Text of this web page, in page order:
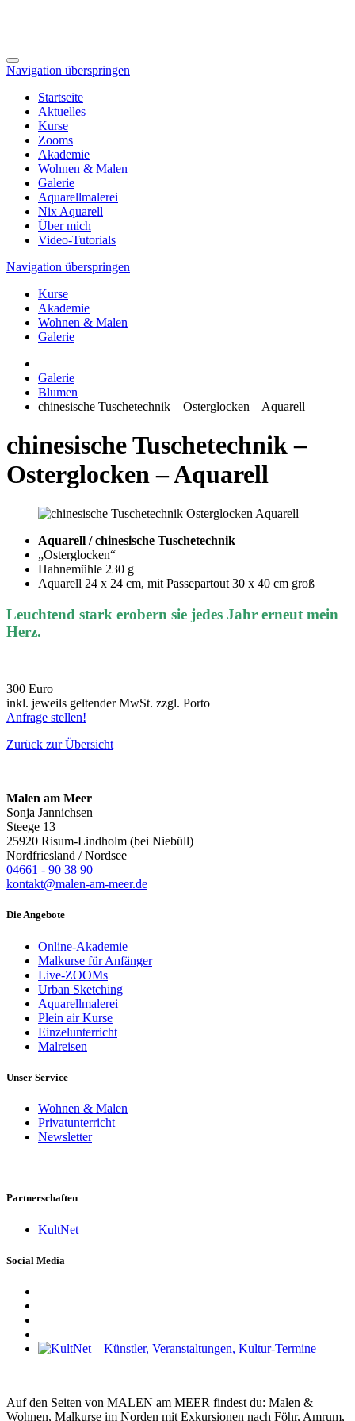
Navigation überspringen
Startseite
Aktuelles
Kurse
Zooms
Akademie
Wohnen & Malen
Galerie
Aquarellmalerei
Nix Aquarell
Über mich
Video-Tutorials
Navigation überspringen
Kurse
Akademie
Wohnen & Malen
Galerie
Galerie
Blumen
chinesische Tuschetechnik – Osterglocken – Aquarell
chinesische Tuschetechnik –
Osterglocken – Aquarell
Aquarell / chinesische Tuschetechnik
„Osterglocken“
Hahnemühle 230 g
Aquarell 24 x 24 cm, mit Passepartout 30 x 40 cm groß
Leuchtend stark erobern sie jedes Jahr erneut mein
Herz.
300 Euro
inkl. jeweils geltender MwSt. zzgl. Porto
Anfrage stellen!
Zurück zur Übersicht
Malen am Meer
Sonja Jannichsen
Steege 13
25920 Risum-Lindholm (bei Niebüll)
Nordfriesland / Nordsee
04661 - 90 38 90
kontakt@malen-am-meer.de
Die Angebote
Online-Akademie
Malkurse für Anfänger
Live-ZOOMs
Urban Sketching
Aquarellmalerei
Plein air Kurse
Einzelunterricht
Malreisen
Unser Service
Wohnen & Malen
Privatunterricht
Newsletter
Partnerschaften
KultNet
Social Media
Auf den Seiten von MALEN am MEER findest du: Malen &
Wohnen, Malkurse im Norden mit Exkursionen nach Föhr, Amrum,